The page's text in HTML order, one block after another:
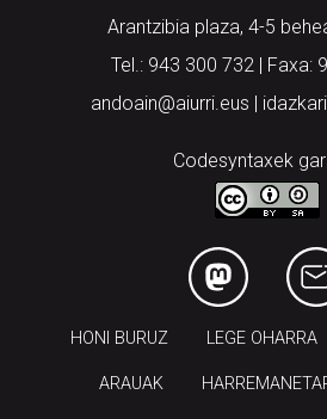
Tel.: 943 300 732 | Faxa:
andoain@aiurri.eus |
Codesyntaxek
LEGE OHARRA
ARAUAK